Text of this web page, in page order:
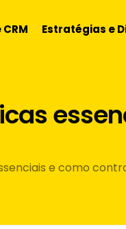
Estratégias e
e como